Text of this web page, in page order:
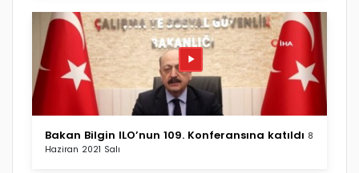
Bakan Bilgin ILO’nun 109. Konferansına katıldı 8
Haziran 2021 Salı